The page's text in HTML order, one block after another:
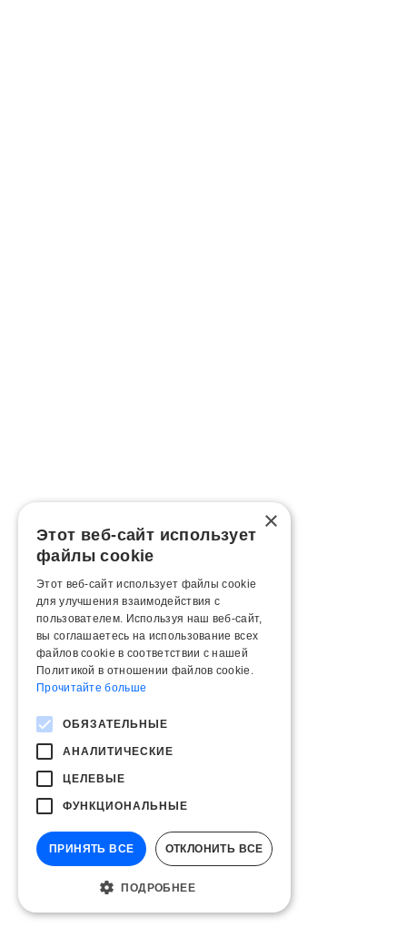
×
Этот веб-сайт использует
файлы cookie
Этот веб-сайт использует файлы cookie
для улучшения взаимодействия с
пользователем. Используя наш веб-сайт,
вы соглашаетесь на использование всех
файлов cookie в соответствии с нашей
Политикой в ​​отношении файлов cookie.
Прочитайте больше
ОБЯЗАТЕЛЬНЫЕ
АНАЛИТИЧЕСКИЕ
ЦЕЛЕВЫЕ
ФУНКЦИОНАЛЬНЫЕ
ПРИНЯТЬ ВСЕ ОТКЛОНИТЬ ВСЕ
ПОДРОБНЕЕ